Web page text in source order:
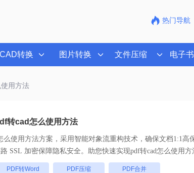
热门导航
CAD转换 图片转换 文件压缩 电子
用方法
转cad怎么使用方法
么使用方法方案，采用智能对象流重构技术，确保文档1:1高
量处理， 全链路 SSL 加密保障隐私安全。助您快速实现pdf转cad怎么使用方
PDF转Word PDF压缩 PDF合并